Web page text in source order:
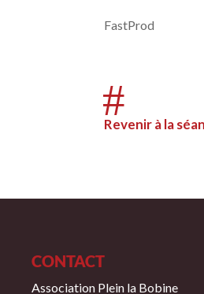
FastProd
#
Revenir à la
CONTACT
Association Plein la Bobine